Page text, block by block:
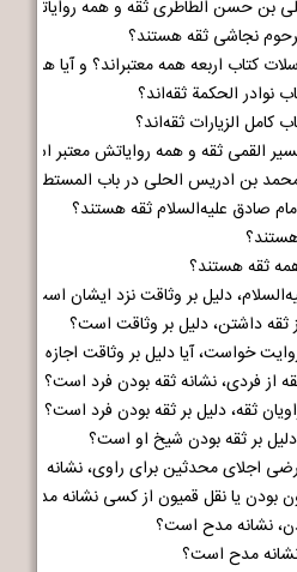
بن حسن الطاطری ثقه و همه روایاتش
نجاشی ثقه هستند؟
کتاب اربعه همه معتبراند؟ و آیا همه
نوادر الحکمة ثقه‌اند؟
کامل الزیارات ثقه‌اند؟
القمی ثقه و همه روایاتش معتبر است؟
بن ادریس الحلی در باب المستطرفات
صادق علیه‌السلام ثقه هستند؟
ثقه هستند؟
دلیل بر وثاقت نزد ایشان است؟
ثقه داشتن، دلیل بر وثاقت است؟
خواست، آیا دلیل بر وثاقت اجازه
از فردی، نشانه ثقه بودن فرد است؟
ثقه، دلیل بر ثقه بودن فرد است؟
دلیل بر ثقه بودن شیخ او است؟
اجلای محدثین برای راوی، نشانه
بودن یا نقل قمیون از کسی نشانه مدح
نشانه مدح است؟
مدح است؟